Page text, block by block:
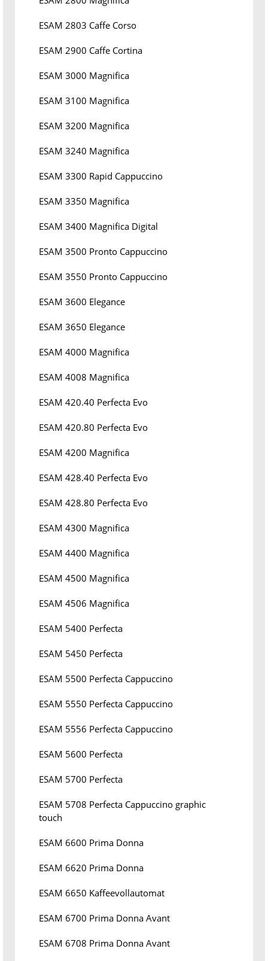
ESAM 2803 Caffe Corso
ESAM 2900 Caffe Cortina
ESAM 3000 Magnifica
ESAM 3100 Magnifica
ESAM 3200 Magnifica
ESAM 3240 Magnifica
ESAM 3300 Rapid Cappuccino
ESAM 3350 Magnifica
ESAM 3400 Magnifica Digital
ESAM 3500 Pronto Cappuccino
ESAM 3550 Pronto Cappuccino
ESAM 3600 Elegance
ESAM 3650 Elegance
ESAM 4000 Magnifica
ESAM 4008 Magnifica
ESAM 420.40 Perfecta Evo
ESAM 420.80 Perfecta Evo
ESAM 4200 Magnifica
ESAM 428.40 Perfecta Evo
ESAM 428.80 Perfecta Evo
ESAM 4300 Magnifica
ESAM 4400 Magnifica
ESAM 4500 Magnifica
ESAM 4506 Magnifica
ESAM 5400 Perfecta
ESAM 5450 Perfecta
ESAM 5500 Perfecta Cappuccino
ESAM 5550 Perfecta Cappuccino
ESAM 5556 Perfecta Cappuccino
ESAM 5600 Perfecta
ESAM 5700 Perfecta
ESAM 5708 Perfecta Cappuccino graphic
touch
ESAM 6600 Prima Donna
ESAM 6620 Prima Donna
ESAM 6650 Kaffeevollautomat
ESAM 6700 Prima Donna Avant
ESAM 6708 Prima Donna Avant